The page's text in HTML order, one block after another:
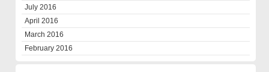
July 2016
April 2016
March 2016
February 2016